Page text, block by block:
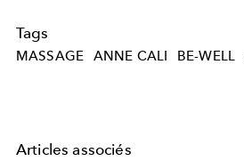
Tags
MASSAGE ANNE CALI BE-WELL
Articles associés